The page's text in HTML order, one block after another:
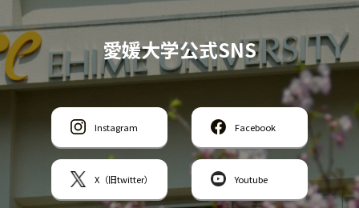
愛媛大学公式SNS
Instagram Facebook
X（旧twitter） Youtube